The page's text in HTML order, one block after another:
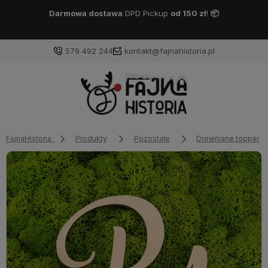
Darmowa dostawa DPD Pickup od 150 zł! 📦
579 492 244 kontakt@fajnahistoria.pl
FajnaHistoria Produkty Pozostałe Drewniane toppery